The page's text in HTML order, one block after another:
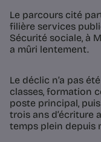
Le parcours cité
filière services
Sécurité sociale, à
a mûri lentement.
Le déclic n’a pas
classes, formation
poste principal,
trois ans d’écriture
temps plein depuis